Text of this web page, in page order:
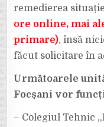
remedierea
ore online, mai
primare), însă
făcut solicitare în
Următoarele
Focșani vor
– Colegiul Tehnic